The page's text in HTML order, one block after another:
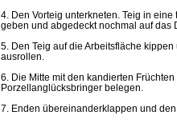
4. Den Vorteig unterkneten. Teig in eine
geben und abgedeckt nochmal auf das
5. Den Teig auf die Arbeitsfläche
ausrollen.
6. Die Mitte mit den kandierten
Porzellanglücksbringer belegen.
7. Enden übereinanderklappen und